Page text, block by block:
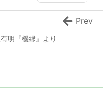
『機縁』より
Prev